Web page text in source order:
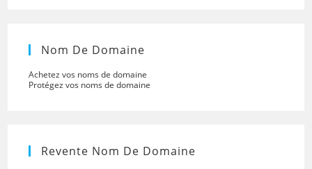
Nom De Domaine
Achetez vos noms de domaine
Protégez vos noms de domaine
Revente Nom De Domaine